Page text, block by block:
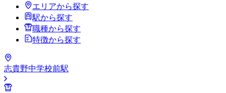
エリアから探す
駅から探す
職種から探す
特徴から探す
志貴野中学校前駅